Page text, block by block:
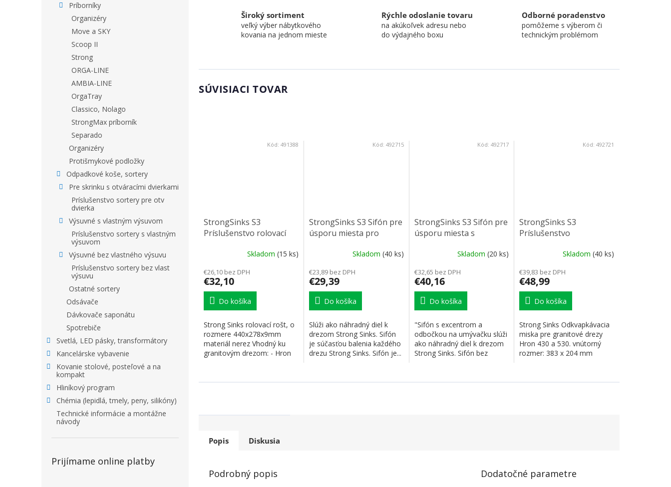
Príborníky
Organizéry
Move a SKY
Scoop II
Strong
ORGA-LINE
AMBIA-LINE
OrgaTray
Classico, Nolago
StrongMax príborník
Separado
Organizéry
Protišmykové podložky
Odpadkové koše, sortery
Pre skrinku s otváracími dvierkami
Príslušenstvo sortery pre otv
dvierka
Výsuvné s vlastným výsuvom
Príslušenstvo sortery s vlastným
výsuvom
Výsuvné bez vlastného výsuvu
Príslušenstvo sortery bez vlast
výsuvu
Ostatné sortery
Odsávače
Dávkovače saponátu
Spotrebiče
Svetlá, LED pásky, transformátory
Kancelárske vybavenie
Kovanie stolové, posteľové a na
kompakt
Hliníkový program
Chémia (lepidlá, tmely, peny, silikóny)
Technické informácie a montážne
návody
Prijímame online platby
Široký sortiment
veľký výber nábytkového
kovania na jednom mieste
Rýchle odoslanie tovaru
na akúkoľvek adresu nebo
do výdajného boxu
Odborné poradenstvo
pomôžeme s výberom či
technickým problémom
SÚVISIACI TOVAR
StrongSinks S3
Príslušenstvo rolovací
granitové drezy
Skladom (15 ks)
€26,10 bez DPH
€32,10
Do košíka
Strong Sinks rolovací rošt, o
rozmere 440x278x9mm
materiál nerez Vhodný ku
granitovým drezom: - Hron
Kód: 491388
StrongSinks S3 Sifón pre
úsporu miesta pro
Skladom (40 ks)
€23,89 bez DPH
€29,39
Do košíka
Slúži ako náhradný diel k
drezom Strong Sinks. Sifón
je súčasťou balenia každého
drezu Strong Sinks. Sifón je...
Kód: 492715
StrongSinks S3 Sifón pre
úsporu miesta s
Skladom(20 ks)
€32,65 bez DPH
€40,16
Do košíka
"Sifón s excentrom a
odbočkou na umývačku slúži
ako náhradný diel k drezom
Strong Sinks. Sifón bez
Kód:492717
StrongSinks S3
Príslušenstvo
nerez, pre granitové
Skladom (40 ks)
€39,83 bez DPH
€48,99
Do košíka
Strong Sinks Odkvapkávacia
miska pre granitové drezy
Hron 430 a 530. vnútorný
rozmer: 383 x 204 mm
Kód: 492721
Popis Diskusia
Podrobný popis Dodatočné parametre